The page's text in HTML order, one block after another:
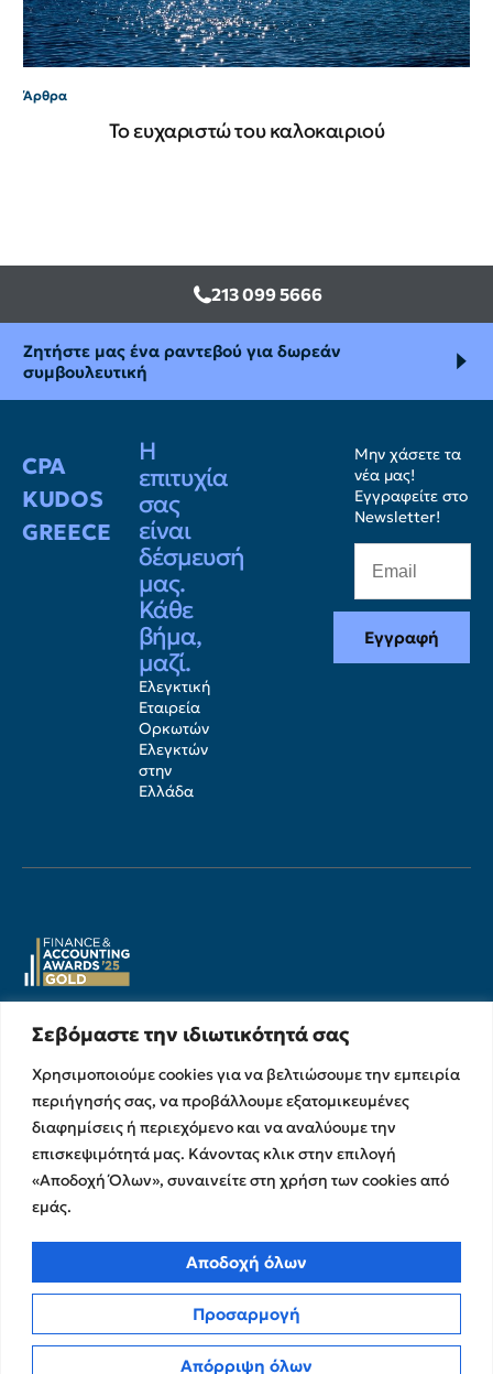
Σεβόμαστε την ιδιωτικότητά σας
Χρησιμοποιούμε cookies για να βελτιώσουμε την εμπειρία
περιήγησής σας, να προβάλλουμε εξατομικευμένες
διαφημίσεις ή περιεχόμενο και να αναλύουμε την
επισκεψιμότητά μας. Κάνοντας κλικ στην επιλογή
«Αποδοχή Όλων», συναινείτε στη χρήση των cookies από
εμάς.
Προσαρμογή
Απόρριψη όλων
Αποδοχή όλων
Άρθρα
Το ευχαριστώ του καλοκαιριού
213 099 5666
Ζητήστε μας ένα ραντεβού για δωρεάν
συμβουλευτική
CPA
KUDOS
GREECE
Η
επιτυχία
σας
είναι
δέσμευσή
μας.
Κάθε
βήμα,
μαζί.
Ελεγκτική
Εταιρεία
Ορκωτών
Ελεγκτών
στην
Ελλάδα
Μην χάσετε τα
νέα μας!
Εγγραφείτε στο
Newsletter!
Εγγραφή
Υπηρεσίες
Υπηρεσίες Ελέγχου &
Διασφάλισης
Χρηματοικοικονομικές &
Συμβουλευτικές Υπηρεσίες
Υπηρεσίες Ανάπτυξης και
Καινοτομίας
Λογιστικές & Φορολογικές
Σχετικά με εμάς
Ο Όμιλος
Η Ομάδα μας
Ευκαιρίες Καριέρας
Στρατηγικές Συνεργασίες
Εκθέσεις Διαφάνειας
Επικοινωνία
Πολιτική Απορρήτου